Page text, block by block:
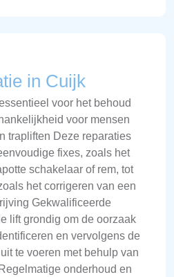
in Cuijk
voor het behoud
voor mensen
trapliften Deze reparaties
fixes, zoals het
schakelaar of rem, tot
het corrigeren van een
Gekwalificeerde
lift grondig om de oorzaak
en vervolgens de
te voeren met behulp van
onderhoud en